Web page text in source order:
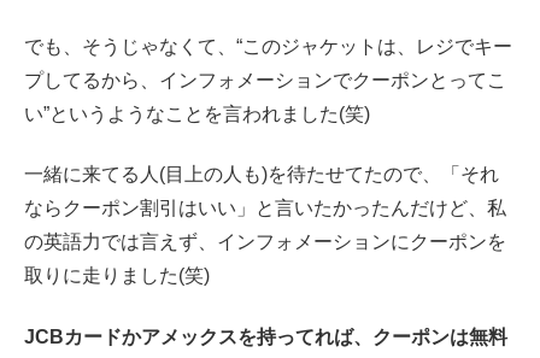
でも、そうじゃなくて、“このジャケットは、レジでキー
プしてるから、インフォメーションでクーポンとってこ
い”というようなことを言われました(笑)
一緒に来てる人(目上の人も)を待たせてたので、「それ
ならクーポン割引はいい」と言いたかったんだけど、私
の英語力では言えず、インフォメーションにクーポンを
取りに走りました(笑)
JCBカードかアメックスを持ってれば、クーポンは無料